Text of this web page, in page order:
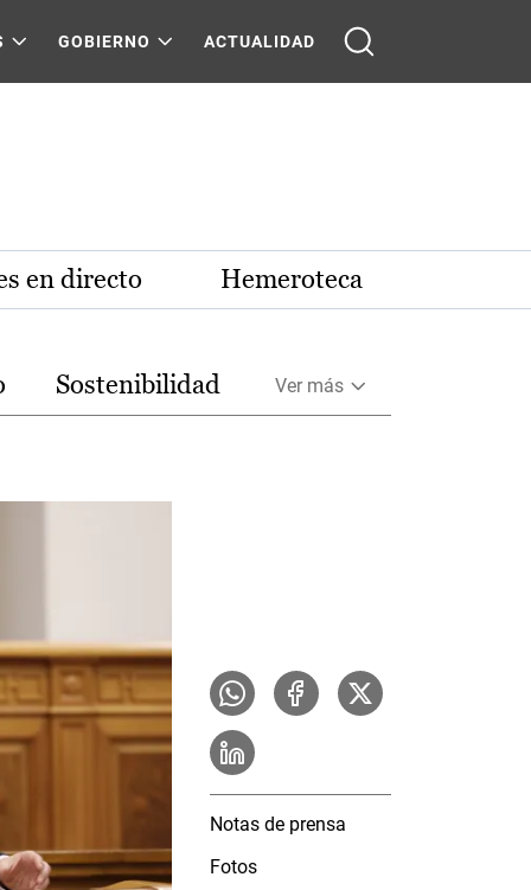
GOBIERNO ACTUALIDAD
en directo Hemeroteca
Sostenibilidad Ver más
Notas de prensa
Fotos